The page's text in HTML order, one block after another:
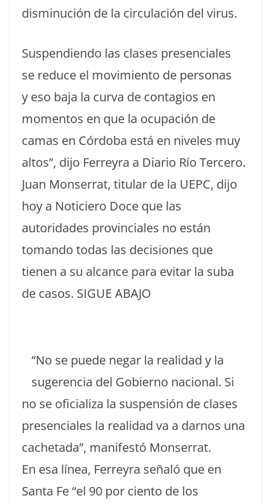
disminución de la circulación del virus.
Suspendiendo las clases presenciales
se reduce el movimiento de personas
y eso baja la curva de contagios en
momentos en que la ocupación de
camas en Córdoba está en niveles muy
altos”, dijo Ferreyra a Diario Río Tercero.
Juan Monserrat, titular de la UEPC, dijo
hoy a Noticiero Doce que las
autoridades provinciales no están
tomando todas las decisiones que
tienen a su alcance para evitar la suba
de casos. SIGUE ABAJO
“No se puede negar la realidad y la
sugerencia del Gobierno nacional. Si
no se oficializa la suspensión de clases
presenciales la realidad va a darnos una
cachetada”, manifestó Monserrat.
En esa línea, Ferreyra señaló que en
Santa Fe “el 90 por ciento de los